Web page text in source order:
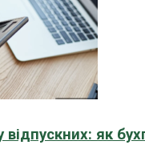
відпускних: як